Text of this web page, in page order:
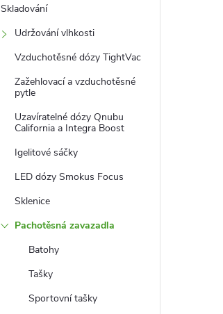
Skladování
Udržování vlhkosti
Vzduchotěsné dózy TightVac
Zažehlovací a vzduchotěsné
pytle
Uzavíratelné dózy Qnubu
California a Integra Boost
Igelitové sáčky
LED dózy Smokus Focus
Sklenice
Pachotěsná zavazadla
Batohy
Tašky
Sportovní tašky